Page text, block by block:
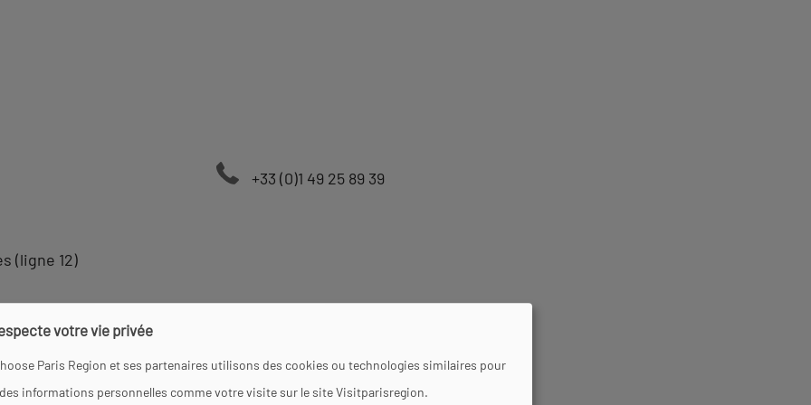
+33 (0)1 49 25 89 39
(ligne 12)
à 18 h.
votre vie privée
Paris Region et ses partenaires utilisons des cookies ou technologies similaires pour
informations personnelles comme votre visite sur le site Visitparisregion.